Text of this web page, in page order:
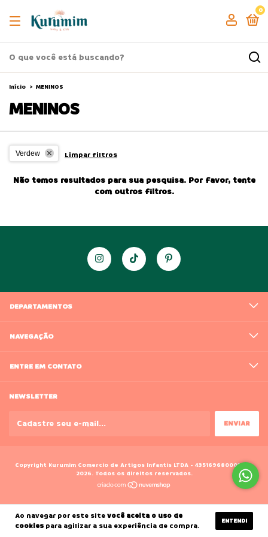
0
Ao navegar por este sitevocê aceita o uso de
cookies para agilizar a sua experiência de compra. ENTENDI
Início > MENINOS
MENINOS
Verdew Limpar filtros
Não temos resultados para sua pesquisa. Por favor, tente
com outros filtros.
DEPARTAMENTOS
NAVEGAÇÃO
ENTRE EM CONTATO
NEWSLETTER
Copyright Kurumim Comercio de Artigos Infantis LTDA - 43516968000188 -
2026. Todos os direitos reservados.